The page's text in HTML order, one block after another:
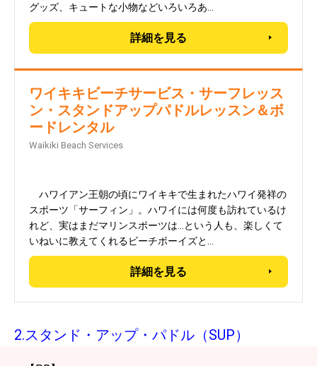
グッズ、キュートな小物などいろいろあ…
詳細を見る
ワイキキビーチサービス・サーフレッス
ン・スタンドアップパドルレッスン＆ボ
ードレンタル
Waikiki Beach Services
ハワイアン王朝の頃にワイキキで生まれたハワイ発祥の
スポーツ「サーフィン」。ハワイには何度も訪れているけ
れど、実はまだマリンスポーツは…という人も、楽しくて
いねいに教えてくれるビーチボーイズと…
詳細を見る
2.スタンド・アップ・パドル（SUP）